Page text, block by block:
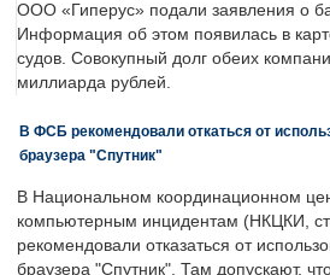
ООО «Гиперус» подали заявления о
Информация об этом появилась в
судов. Совокупный долг обеих
миллиарда рублей.
В ФСБ рекомендовали откаться от
браузера "Спутник"
В Национальном координационном
компьютерным инцидентам (НКЦКИ,
рекомендовали отказаться от
браузера "Спутник". Там допускают,